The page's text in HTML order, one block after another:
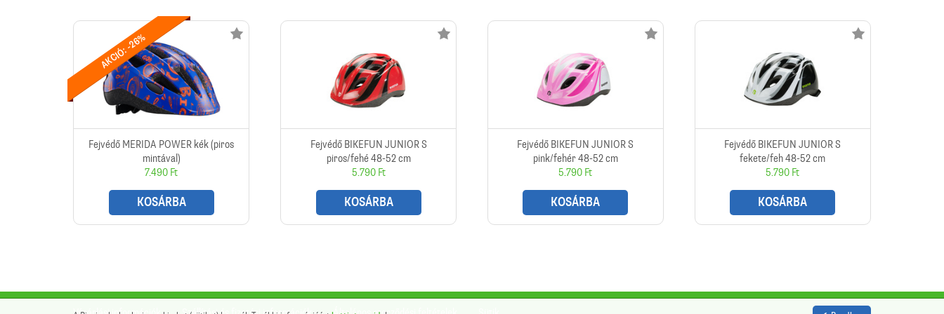
AKCIÓ: -26%
Fejvédő MERIDA POWER kék (piros
mintával)
7.490 Ft
KOSÁRBA
Fejvédő BIKEFUN JUNIOR S
piros/fehé 48-52 cm
5.790 Ft
KOSÁRBA
Fejvédő BIKEFUN JUNIOR S
pink/fehér 48-52 cm
5.790 Ft
KOSÁRBA
Fejvédő BIKEFUN JUNIOR S
fekete/feh 48-52 cm
5.790 Ft
KOSÁRBA